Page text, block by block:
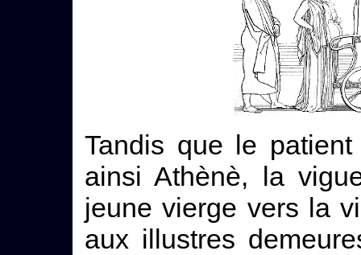
Tandis que le
ainsi Athènè, la
jeune vierge vers la
aux illustres